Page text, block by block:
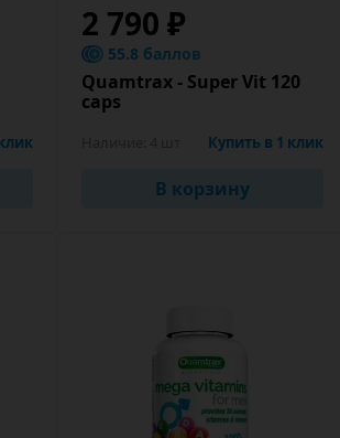
2 790 ₽
55.8 баллов
Quamtrax - Super Vit 120
caps
Купить в 1 клик
В корзину